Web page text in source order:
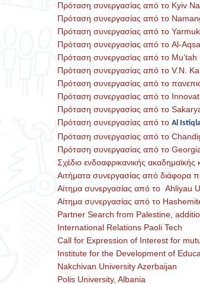
Πρόταση συνεργασίας από το Kyiv
Πρόταση συνεργασίας από το
Πρόταση συνεργασίας από το
Πρόταση συνεργασίας από το Al-
Πρόταση συνεργασίας από το Mu’tah
Πρόταση συνεργασίας από το V.N.
Πρόταση συνεργασίας από το
Πρόταση συνεργασίας από το
Πρόταση συνεργασίας από το
Πρόταση συνεργασίας από το Al
Πρόταση συνεργασίας από το
Πρόταση συνεργασίας από το
Σχέδιο ενδοαφρικανικής
Αιτήματα συνεργασίας από διάφορα
Αίτημα συνεργασίας από το Ahliyau
Αίτημα συνεργασίας από το
Partner Search from Palestine
International Relations Paoli Tech
Call for Expression of Interest for
Institute for the Development of
Nakchivan University Azerbaijan
Polis University, Albania